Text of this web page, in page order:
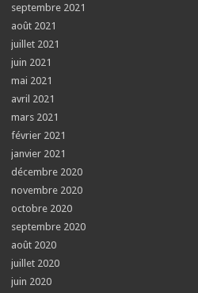
septembre 2021
août 2021
juillet 2021
juin 2021
mai 2021
avril 2021
mars 2021
février 2021
janvier 2021
décembre 2020
novembre 2020
octobre 2020
septembre 2020
août 2020
juillet 2020
juin 2020